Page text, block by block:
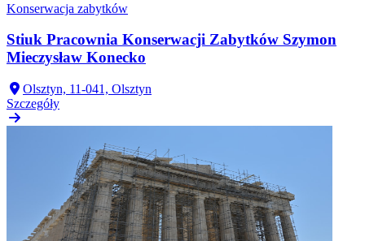
Konserwacja zabytków
Stiuk Pracownia Konserwacji Zabytków Szymon
Mieczysław Konecko
Olsztyn, 11-041, Olsztyn
Szczegóły